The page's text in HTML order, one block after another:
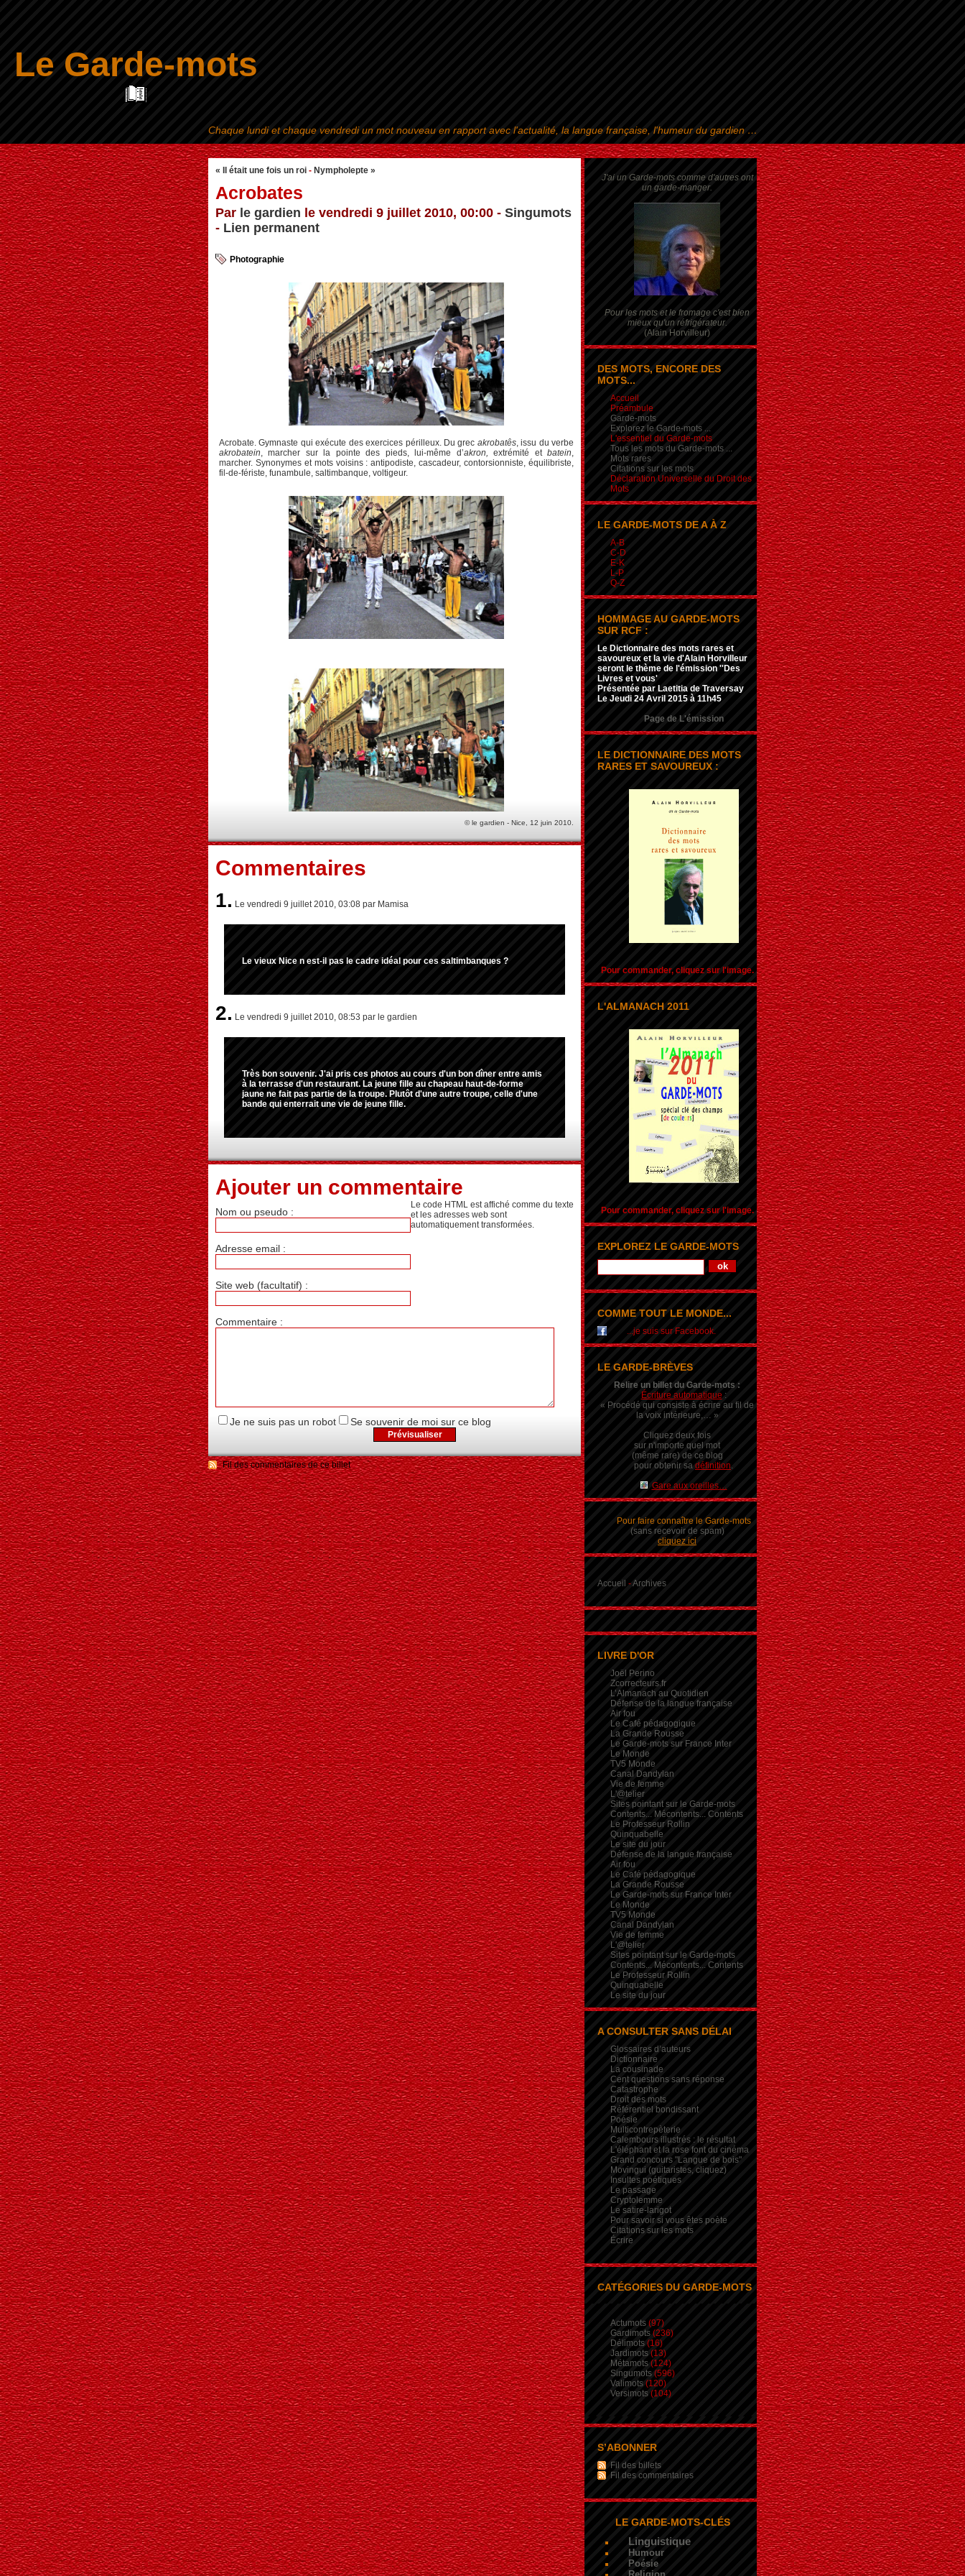
Le Garde-mots
Aller au contenu|Aller au menu|Aller à la recherche
« Il était une fois un roi - Nympholepte »
Acrobates
Par le gardien le vendredi 9 juillet 2010, 00:00 - Singumots
- Lien permanent
Photographie
Acrobate. Gymnaste qui exécute des exercices périlleux. Du grec akrobatês, issu du verbe
akrobatein, marcher sur la pointe des pieds, lui-même d’akron, extrémité etbatein,
marcher. Synonymes et mots voisins : antipodiste, cascadeur, contorsionniste, équilibriste,
fil-de-fériste, funambule, saltimbanque, voltigeur.
© le gardien - Nice, 12 juin 2010.
Commentaires
1. Le vendredi 9 juillet 2010, 03:08 par Mamisa
Le vieux Nice n est-il pas le cadre idéal pour ces saltimbanques ?
2. Le vendredi 9 juillet 2010, 08:53 par le gardien
Très bon souvenir. J'ai pris ces photos au cours d'un bon dîner entre amis
à la terrasse d'un restaurant. La jeune fille au chapeau haut-de-forme
jaune ne fait pas partie de la troupe. Plutôt d'une autre troupe, celle d'une
bande qui enterrait une vie de jeune fille.
Ajouter un commentaire
Nom ou pseudo :
Adresse email :
Site web (facultatif) :
Commentaire :
Le code HTML est affiché comme du texte
et les adresses web sont
automatiquement transformées.
Je ne suis pas un robot Se souvenir de moi sur ce blog
Fil des commentaires de ce billet
Chaque lundi et chaque vendredi un mot nouveau en rapport avec l'actualité, la langue française, l'humeur du gardien …
J'ai un Garde-mots comme d'autres ont
un garde-manger.
Pour les mots et le fromage c'est bien
mieux qu'un réfrigérateur.
(Alain Horvilleur)
DES MOTS, ENCORE DES
MOTS...
Accueil
Préambule
Garde-mots
Explorez le Garde-mots ...
L'essentiel du Garde-mots
Tous les mots du Garde-mots ...
Mots rares
Citations sur les mots
Déclaration Universelle du Droit des
Mots
LE GARDE-MOTS DE A À Z
A-B
C-D
E-K
L-P
Q-Z
HOMMAGE AU GARDE-MOTS
SUR RCF :
Le Dictionnaire des mots rares et
savoureux et la vie d'Alain Horvilleur
seront le thème de l'émission ''Des
Livres et vous'
Présentée par Laetitia de Traversay
Le Jeudi 24 Avril 2015 à 11h45
Page de L'émission
LE DICTIONNAIRE DES MOTS
RARES ET SAVOUREUX :
Pour commander, cliquez sur l'image.
L'ALMANACH 2011
Pour commander, cliquez sur l'image.
EXPLOREZ LE GARDE-MOTS
COMME TOUT LE MONDE...
...je suis sur Facebook.
LE GARDE-BRÈVES
Relire un billet du Garde-mots :
Écriture automatique :
« Procédé qui consiste à écrire au fil de
la voix intérieure,… »
Cliquez deux fois
sur n'importe quel mot
(même rare) de ce blog
pour obtenir sa définition.
Gare aux oreilles…
Pour faire connaître le Garde-mots
(sans recevoir de spam)
cliquez ici
Accueil -Archives
LIVRE D'OR
Joël Perino
Zcorrecteurs.fr
L’Almanach au Quotidien
Défense de la langue française
Air fou
Le Café pédagogique
La Grande Rousse
Le Garde-mots sur France Inter
Le Monde
TV5 Monde
Canal Dandylan
Vie de femme
L'@telier
Sites pointant sur le Garde-mots
Contents... Mécontents... Contents
Le Professeur Rollin
Quinquabelle
Le site du jour
Défense de la langue française
Air fou
Le Café pédagogique
La Grande Rousse
Le Garde-mots sur France Inter
Le Monde
TV5 Monde
Canal Dandylan
Vie de femme
L'@telier
Sites pointant sur le Garde-mots
Contents... Mécontents... Contents
Le Professeur Rollin
Quinquabelle
Le site du jour
A CONSULTER SANS DÉLAI
Glossaires d’auteurs
Dictionnaire
La cousinade
Cent questions sans réponse
Catastrophe
Droit des mots
Référentiel bondissant
Poésie
Multicontrepèterie
Calembours illustrés : le résultat
L'éléphant et la rose font du cinéma
Grand concours "Langue de bois"
Movingui (guitaristes, cliquez)
Insultes poétiques
Le passage
Cryptolemme
Le satire-larigot
Pour savoir si vous êtes poète
Citations sur les mots
Écrire
CATÉGORIES DU GARDE-MOTS
Actumots (97)
Gardimots (236)
Délimots (16)
Jardimots (13)
Métamots (124)
Singumots (596)
Valimots (120)
Versimots (104)
S’ABONNER
Fil des billets
Fil des commentaires
LE GARDE-MOTS-CLÉS
Linguistique
Humour
Poésie